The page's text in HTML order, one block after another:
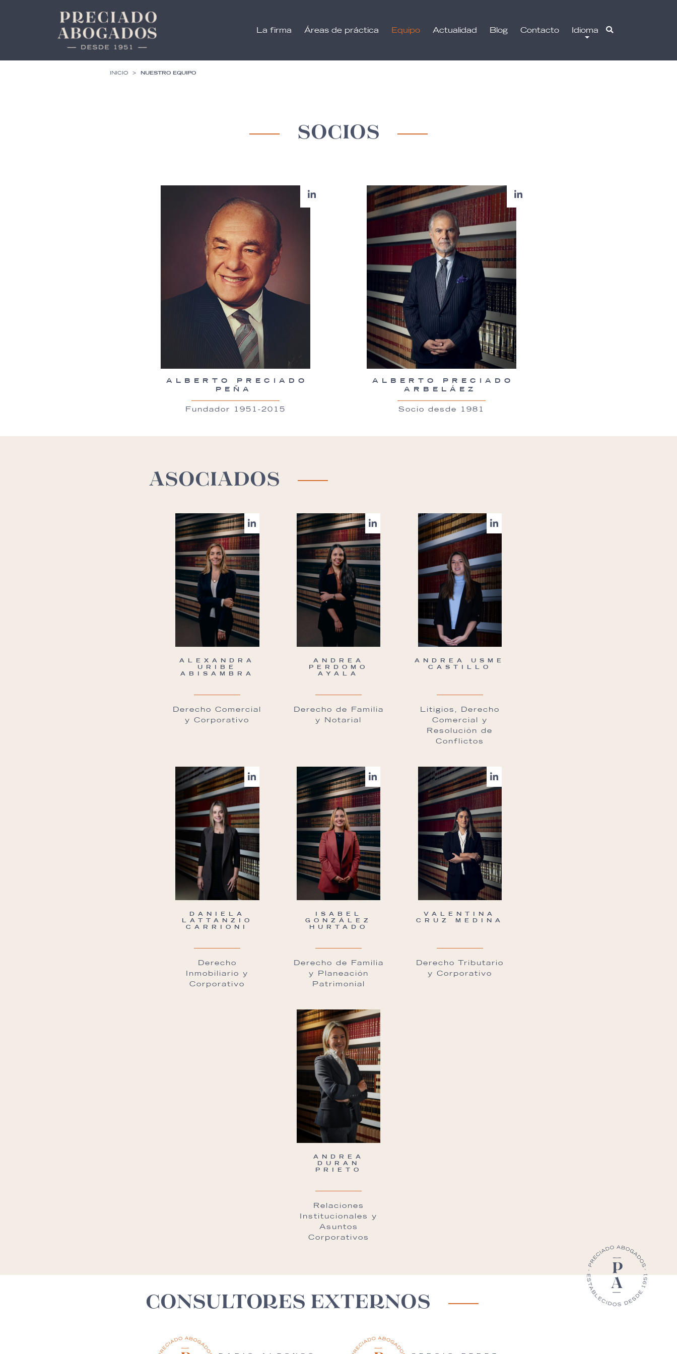
La firma Áreas de práctica Equipo Actualidad Blog Contacto Idioma
INICIO > NUESTRO EQUIPO
SOCIOS
ALBERTO PRECIADO
PEÑA
Fundador 1951-2015
ALBERTO PRECIADO
ARBELÁEZ
Socio desde 1981
ASOCIADOS
ALEXANDRA
URIBE
ABISAMBRA
Derecho Comercial
y Corporativo
ANDREA
PERDOMO
AYALA
Derecho de Familia
y Notarial
ANDREA USME
CASTILLO
Litigios, Derecho
Comercial y
Resolución de
Conflictos
DANIELA
LATTANZIO
CARRIONI
Derecho
Inmobiliario y
Corporativo
ISABEL
GONZÁLEZ
HURTADO
Derecho de Familia
y Planeación
Patrimonial
VALENTINA
CRUZ MEDINA
Derecho Tributario
y Corporativo
ANDREA
DURAN
PRIETO
Relaciones
Institucionales y
Asuntos
Corporativos
CONSULTORES EXTERNOS